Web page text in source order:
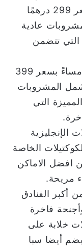
وبرانش الساعة 4 الى 8 مساءً بسعر 299 درهمًا
مشروبات عادية
التي تتضمن
كما يتوفر برانش الساعة 8 إلى 11 مساءً بسعر 399
تشمل المشروبات
المميزة التي
الإنجليزية
الخاصة
افضل الاماكن
مريحة.
أكبر الفنادق
840 غرفة وأجنحة فاخرة
خلابة على
أيضا سبا